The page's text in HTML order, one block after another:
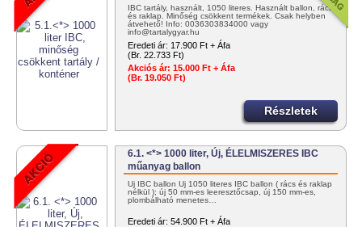
IBC tartály, használt, 1050 literes. Használt ballon, rács
és raklap. Minőség csökkent termékek. Csak helyben
átvehető! Info: 0036303834000 vagy
info@tartalygyar.hu
Eredeti ár: 17.900 Ft + Áfa
(Br. 22.733 Ft)
Akciós ár: 15.000 Ft + Áfa
(Br. 19.050 Ft)
Részletek
6.1. <*> 1000 liter, Új, ÉLELMISZERES IBC
műanyag ballon
Új IBC ballon Új 1050 literes IBC ballon ( rács és raklap
nélkül ); új 50 mm-es leeresztőcsap, új 150 mm-es,
plombálható menetes…
Eredeti ár: 54.900 Ft + Áfa